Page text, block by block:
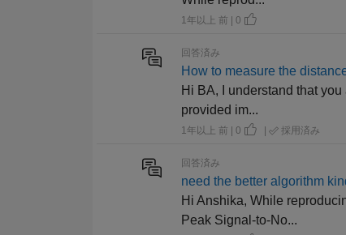
1年以上 前 | 0
回答済み
How to measure the
Hi BA, I understand that
provided im...
1年以上 前 | 0 | 採用済み
回答済み
need the better algorithm
Hi Anshika, While
Peak Signal-to-No...